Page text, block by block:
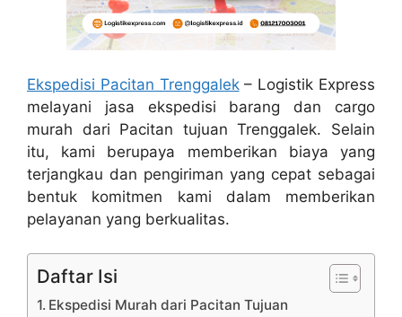
Ekspedisi Pacitan Trenggalek– Logistik Express
melayani jasa ekspedisi barang dan cargo
murah dari Pacitan tujuan Trenggalek. Selain
itu, kami berupaya memberikan biaya yang
terjangkau dan pengiriman yang cepat sebagai
bentuk komitmen kami dalam memberikan
pelayanan yang berkualitas.
Daftar Isi
Ekspedisi Murah dari Pacitan Tujuan